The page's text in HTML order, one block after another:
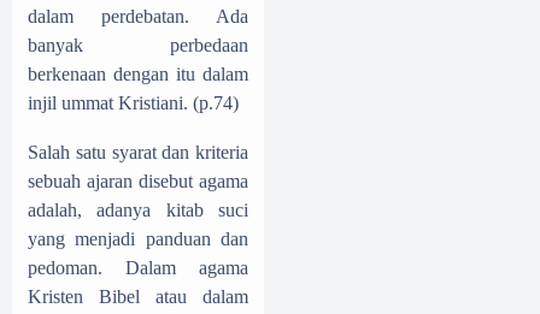
dalam perdebatan. Ada
banyak perbedaan
berkenaan dengan itu dalam
injil ummat Kristiani. (p.74)
Salah satu syarat dan kriteria
sebuah ajaran disebut agama
adalah, adanya kitab suci
yang menjadi panduan dan
pedoman. Dalam agama
Kristen Bibel atau dalam